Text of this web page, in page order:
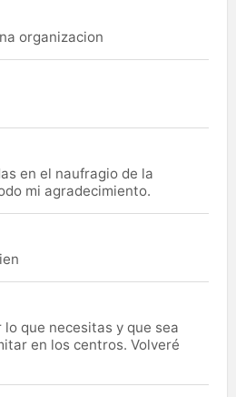
organizacion
en el naufragio de la
mi agradecimiento.
que necesitas y que sea
en los centros. Volveré